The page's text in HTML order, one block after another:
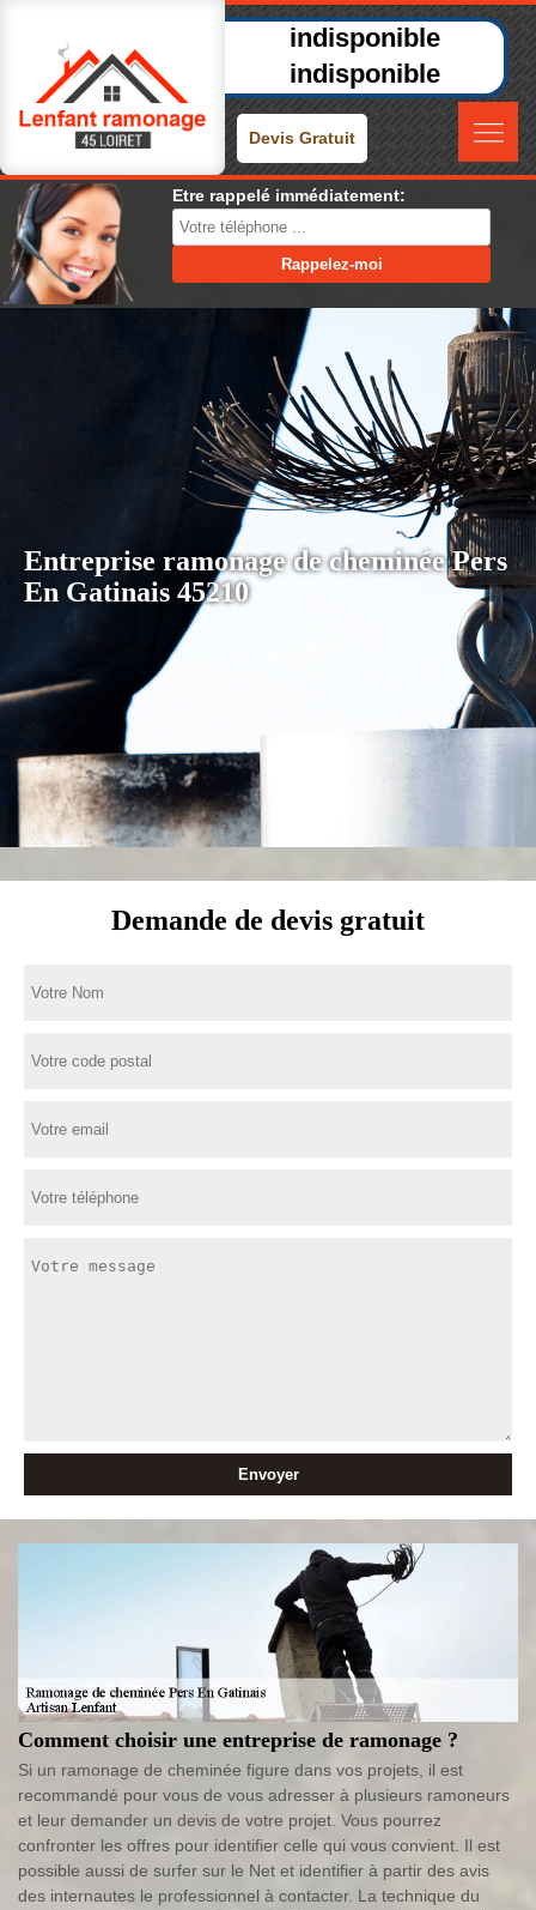
indisponible
indisponible
Devis Gratuit
Etre rappelé immédiatement:
Entreprise ramonage de cheminée Pers
En Gatinais 45210
Demande de devis gratuit
Comment choisir une entreprise de ramonage ?
Si un ramonage de cheminée figure dans vos projets, il est
recommandé pour vous de vous adresser à plusieurs ramoneurs
et leur demander un devis de votre projet. Vous pourrez
confronter les offres pour identifier celle qui vous convient. Il est
possible aussi de surfer sur le Net et identifier à partir des avis
des internautes le professionnel à contacter. La technique du